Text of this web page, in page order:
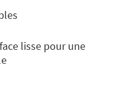
lisse pour une